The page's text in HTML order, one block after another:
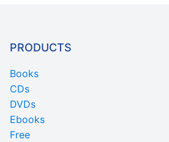
PRODUCTS
Books
CDs
DVDs
Ebooks
Free